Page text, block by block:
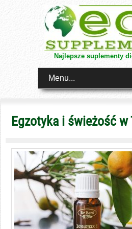
Najlepsze suplementy
Menu...
Egzotyka i świeżość